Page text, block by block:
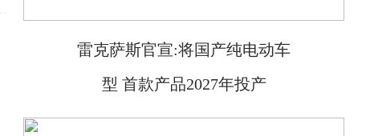
雷克萨斯官宣:将国产纯电动车
型 首款产品2027年投产